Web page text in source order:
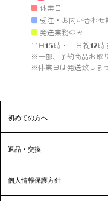
■ 休業日
■ 受注・お問い合わせ
■ 発送業務のみ
平日15時・土日祝12時
※一部、予約商品お取
※休業日は発送致しま
初めての方へ
返品・交換
個人情報保護方針